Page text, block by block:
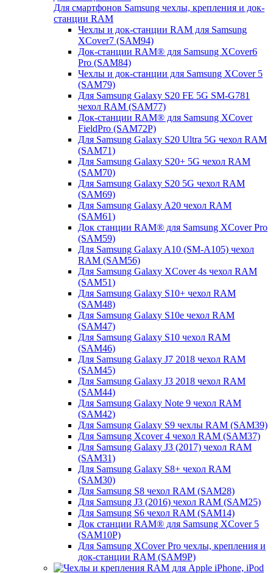
Для смартфонов Samsung чехлы, крепления и док-
станции RAM
Чехлы и док-станции RAM для Samsung
XCover7 (SAM94)
Док-станции RAM® для Samsung XCover6
Pro (SAM84)
Чехлы и док-станции для Samsung XCover 5
(SAM79)
Для Samsung Galaxy S20 FE 5G SM-G781
чехол RAM (SAM77)
Док-станции RAM® для Samsung XCover
FieldPro (SAM72P)
Для Samsung Galaxy S20 Ultra 5G чехол RAM
(SAM71)
Для Samsung Galaxy S20+ 5G чехол RAM
(SAM70)
Для Samsung Galaxy S20 5G чехол RAM
(SAM69)
Для Samsung Galaxy A20 чехол RAM
(SAM61)
Док станции RAM® для Samsung XCover Pro
(SAM59)
Для Samsung Galaxy A10 (SM-A105) чехол
RAM (SAM56)
Для Samsung Galaxy XCover 4s чехол RAM
(SAM51)
Для Samsung Galaxy S10+ чехол RAM
(SAM48)
Для Samsung Galaxy S10e чехол RAM
(SAM47)
Для Samsung Galaxy S10 чехол RAM
(SAM46)
Для Samsung Galaxy J7 2018 чехол RAM
(SAM45)
Для Samsung Galaxy J3 2018 чехол RAM
(SAM44)
Для Samsung Galaxy Note 9 чехол RAM
(SAM42)
Для Samsung Galaxy S9 чехлы RAM (SAM39)
Для Samsung Xcover 4 чехол RAM (SAM37)
Для Samsung Galaxy J3 (2017) чехол RAM
(SAM31)
Для Samsung Galaxy S8+ чехол RAM
(SAM30)
Для Samsung S8 чехол RAM (SAM28)
Для Samsung J3 (2016) чехол RAM (SAM25)
Для Samsung S6 чехол RAM (SAM14)
Док станции RAM® для Samsung XCover 5
(SAM10P)
Для Samsung XCover Pro чехлы, крепления и
док-станции RAM (SAM9P)